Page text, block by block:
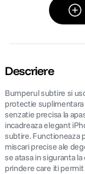
Descriere
Bumperul subtire si
protectie
senzatie precisa la
incadreaza elegant
subtire. Functioneaza
miscari precise ale
se atasa in siguranta
prindere care iti